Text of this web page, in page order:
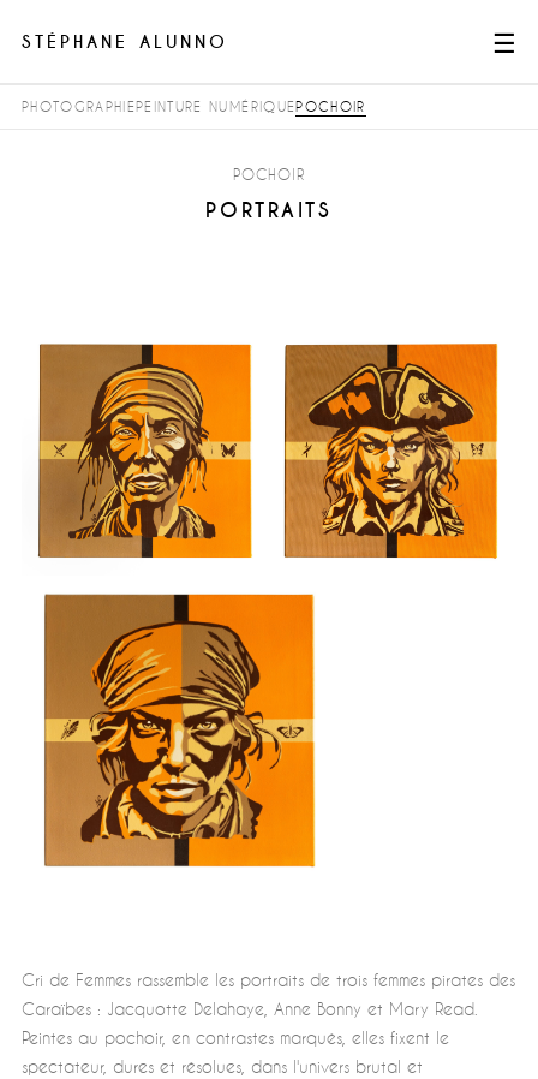
STÉPHANE ALUNNO
TRAVAUX
☰
PHOTOGRAPHIEPEINTURE NUMÉRIQUEPOCHOIR
POCHOIR
PORTRAITS
Cri de Femmes rassemble les portraits de trois femmes pirates des
Caraïbes : Jacquotte Delahaye, Anne Bonny et Mary Read.
Peintes au pochoir, en contrastes marqués, elles fixent le
spectateur, dures et résolues, dans l'univers brutal et